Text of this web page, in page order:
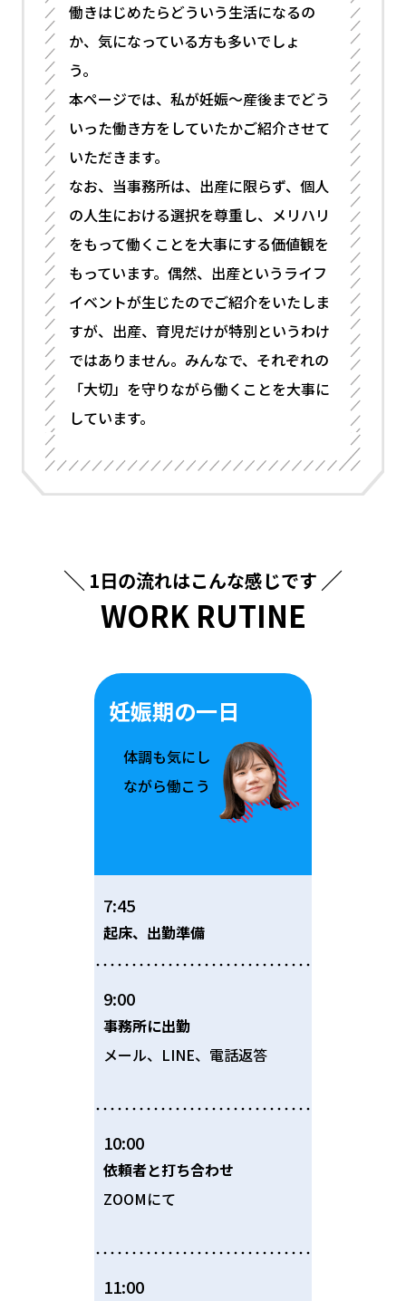
働きはじめたらどういう生活になるの
か、気になっている方も多いでしょ
う。
本ページでは、私が妊娠～産後までどう
いった働き方をしていたかご紹介させて
いただきます。
なお、当事務所は、出産に限らず、個人
の人生における選択を尊重し、メリハリ
をもって働くことを大事にする価値観を
もっています。偶然、出産というライフ
イベントが生じたのでご紹介をいたしま
すが、出産、育児だけが特別というわけ
ではありません。みんなで、それぞれの
「大切」を守りながら働くことを大事に
しています。
1日の流れはこんな感じです
WORK RUTINE
妊娠期の一日
体調も気にし
ながら働こう
7:45
起床、出勤準備
9:00
事務所に出勤
メール、LINE、電話返答
10:00
依頼者と打ち合わせ
ZOOMにて
11:00